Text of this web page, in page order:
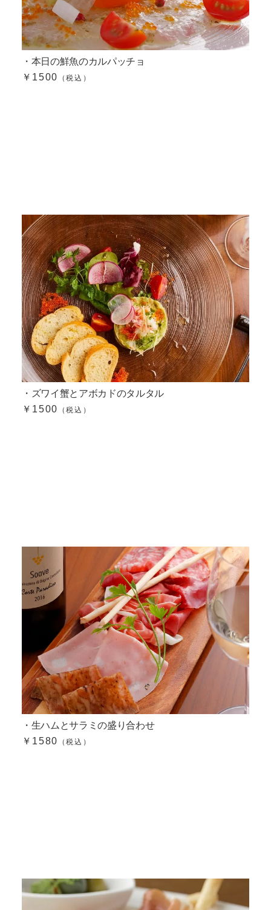
・本日の鮮魚のカルパッチョ
￥1500
（税込）
・ズワイ蟹とアボカドのタルタル
￥1500
（税込）
・生ハムとサラミの盛り合わせ
￥1580
（税込）